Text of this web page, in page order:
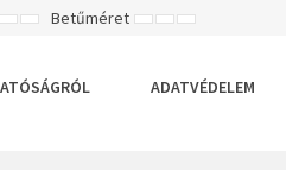
RÖGZÍTETT
SZÉLES
Betűméret KISEBB
ALAPÉRTELMEZETT
NAGYOBB
ADATVÉDELEM